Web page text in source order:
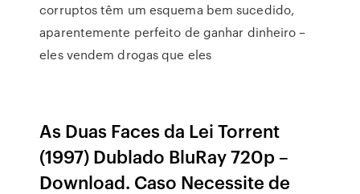
corruptos têm um esquema bem sucedido,
aparentemente perfeito de ganhar dinheiro –
eles vendem drogas que eles
As Duas Faces da Lei Torrent
(1997) Dublado BluRay 720p –
Download. Caso Necessite de